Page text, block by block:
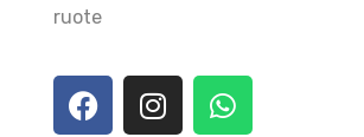
ruote